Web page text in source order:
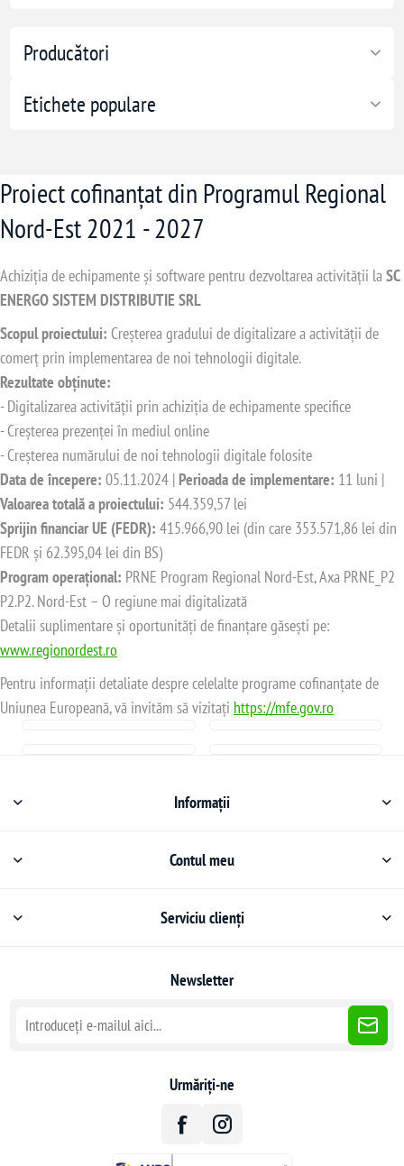
Producători
Etichete populare
Proiect cofinanțat din Programul Regional
Nord-Est 2021 - 2027
Achiziția de echipamente și software pentru dezvoltarea activității laSC
ENERGO SISTEM DISTRIBUTIE SRL
Scopul proiectului: Creșterea gradului de digitalizare a activității de
comerț prin implementarea de noi tehnologii digitale.
Rezultate obținute:
- Digitalizarea activității prin achiziția de echipamente specifice
- Creșterea prezenței în mediul online
- Creșterea numărului de noi tehnologii digitale folosite
Data de începere: 05.11.2024 | Perioada de implementare: 11 luni |
Valoarea totală a proiectului: 544.359,57 lei
Sprijin financiar UE (FEDR): 415.966,90 lei (din care 353.571,86 lei din
FEDR și 62.395,04 lei din BS)
Program operațional: PRNE Program Regional Nord-Est, Axa PRNE_P2
P2.P2. Nord-Est – O regiune mai digitalizată
Detalii suplimentare și oportunități de finanțare găsești pe:
www.regionordest.ro
Pentru informații detaliate despre celelalte programe cofinanțate de
Uniunea Europeană, vă invităm să vizitați https://mfe.gov.ro
Informații
Contul meu
Serviciu clienți
Newsletter
Urmăriți-ne